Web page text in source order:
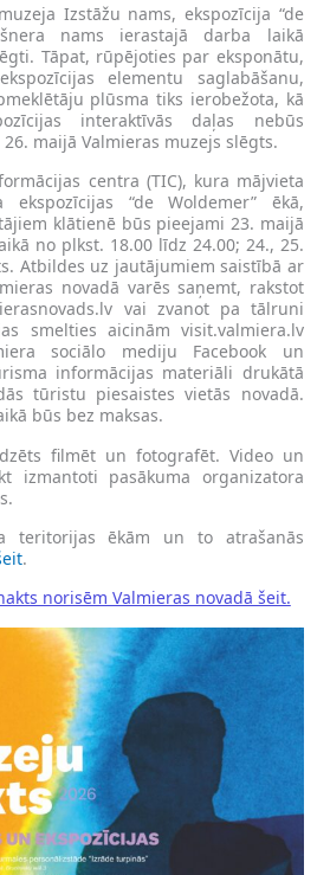
Izstāžu nams, ekspozīcija “de
nams ierastajā darba laikā
Tāpat, rūpējoties par eksponātu,
elementu saglabāšanu,
plūsma tiks ierobežota, kā
interaktīvās daļas nebūs
maijā Valmieras muzejs slēgts.
centra (TIC), kura mājvieta
“de Woldemer” ēkā,
klātienē būs pieejami 23. maijā
no plkst. 18.00 līdz 24.00; 24., 25.
Atbildes uz jautājumiem saistībā ar
novadā varēs saņemt, rakstot
vai zvanot pa tālruni
smelties aicinām visit.valmiera.lv
sociālo mediju Facebook un
informācijas materiāli drukātā
tūristu piesaistes vietās novadā.
būs bez maksas.
filmēt un fotografēt. Video un
izmantoti pasākuma organizatora
teritorijas ēkām un to atrašanās
.
norisēm Valmieras novadā šeit.